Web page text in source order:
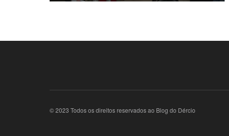
© 2023 Todos os direitos reservados ao Blog do Dércio